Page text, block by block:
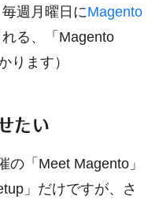
週月曜日にMagento
れる、「Magento
ります）
たい
の「Meet Magento」
」だけですが、さ